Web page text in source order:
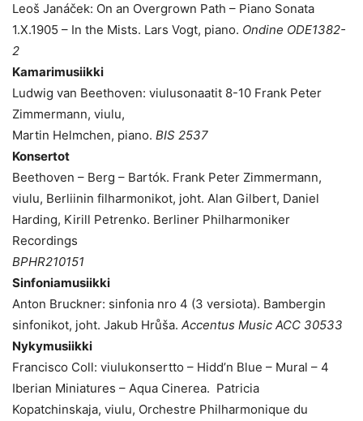
Leoš Janáček: On an Overgrown Path – Piano Sonata
1.X.1905 – In the Mists. Lars Vogt, piano. Ondine ODE1382-
2
Kamarimusiikki
Ludwig van Beethoven: viulusonaatit 8-10 Frank Peter
Zimmermann, viulu,
Martin Helmchen, piano. BIS 2537
Konsertot
Beethoven – Berg – Bartók. Frank Peter Zimmermann,
viulu, Berliinin filharmonikot, joht. Alan Gilbert, Daniel
Harding, Kirill Petrenko. Berliner Philharmoniker
Recordings
BPHR210151
Sinfoniamusiikki
Anton Bruckner: sinfonia nro 4 (3 versiota). Bambergin
sinfonikot, joht. Jakub Hrůša. Accentus Music ACC 30533
Nykymusiikki
Francisco Coll: viulukonsertto – Hidd’n Blue – Mural – 4
Iberian Miniatures – Aqua Cinerea. Patricia
Kopatchinskaja, viulu, Orchestre Philharmonique du